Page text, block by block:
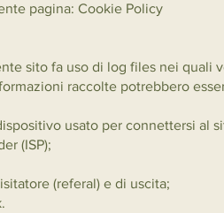
pagina: Cookie Policy
sito fa uso di log files nei quali
raccolte potrebbero
usato per connettersi al
(ISP);
(referal) e di uscita;